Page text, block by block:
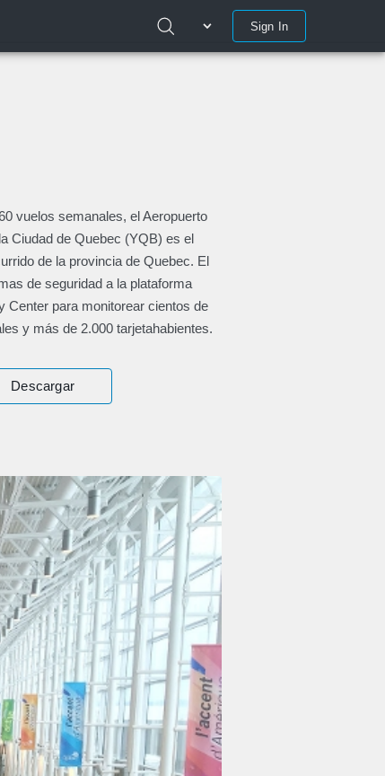
Sign In
vuelos semanales, el Aeropuerto
Ciudad de Quebec (YQB) es el
de la provincia de Quebec. El
de seguridad a la plataforma
Center para monitorear cientos de
y más de 2.000 tarjetahabientes.
Descargar